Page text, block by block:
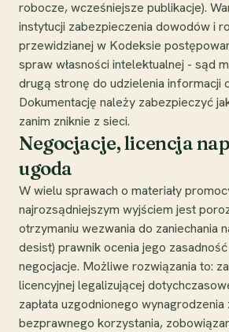
robocze, wcześniejsze publikacje).
instytucji zabezpieczenia dowodów i
przewidzianej w Kodeksie
spraw własności intelektualnej - sąd
drugą stronę do udzielenia informacji
Dokumentację należy zabezpieczyć
zanim zniknie z sieci.
Negocjacje, licencja
ugoda
W wielu sprawach o materiały
najrozsądniejszym wyjściem jest
otrzymaniu wezwania do zaniechania
desist) prawnik ocenia jego
negocjacje. Możliwe rozwiązania to:
licencyjnej legalizującej
zapłata uzgodnionego wynagrodzenia
bezprawnego korzystania,